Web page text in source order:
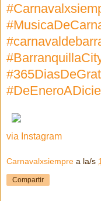
via Instagram
Carnavalxsiempre a la/s
Compartir